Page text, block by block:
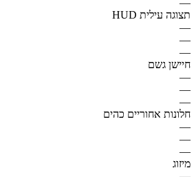
תצוגה עילית HUD
—
—
—
חיישן גשם
—
—
—
חלונות אחוריים כהים
—
—
—
מיזוג